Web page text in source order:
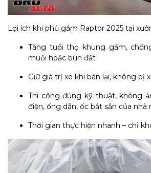
Lợi ích khi phủ gầm Raptor 2025 tại
Tăng tuổi thọ khung gầm,
muối hoặc bùn đất
Giữ giá trị xe khi bán lại, không bị
Thi công đúng kỹ thuật, không
điện, ống dẫn, ốc bắt sẵn của nhà
Thời gian thực hiện nhanh – chỉ